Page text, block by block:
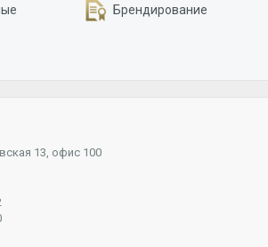
Брендирование
13, офис 100